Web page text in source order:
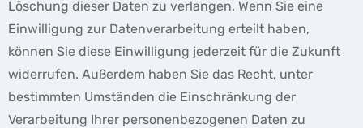
Löschung dieser Daten zu verlangen. Wenn Sie eine
Einwilligung zur Datenverarbeitung erteilt haben,
können Sie diese Einwilligung jederzeit für die Zukunft
widerrufen. Außerdem haben Sie das Recht, unter
bestimmten Umständen die Einschränkung der
Verarbeitung Ihrer personenbezogenen Daten zu